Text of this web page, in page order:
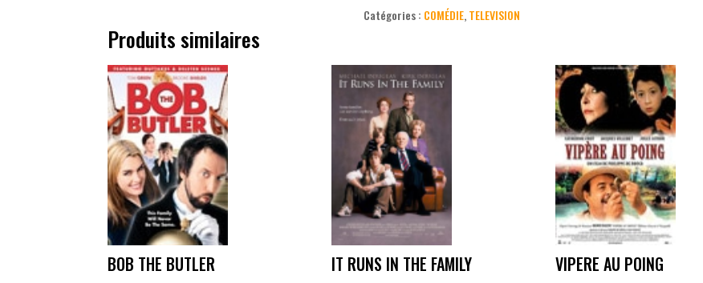
Catégories : COMÉDIE,TELEVISION
Produits similaires
BOB THE BUTLER IT RUNS IN THE FAMILY VIPERE AU POING